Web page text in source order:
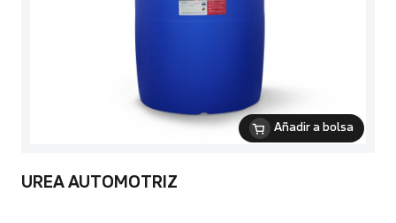
Añadir a bolsa
UREA AUTOMOTRIZ